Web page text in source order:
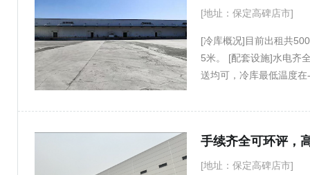
[地址：保定高碑店市]
[冷库概况]目前出租共
5米。 [配套设施]水电齐
送均可，冷库最低温度
手续齐全可环评，
[地址：保定高碑店市]